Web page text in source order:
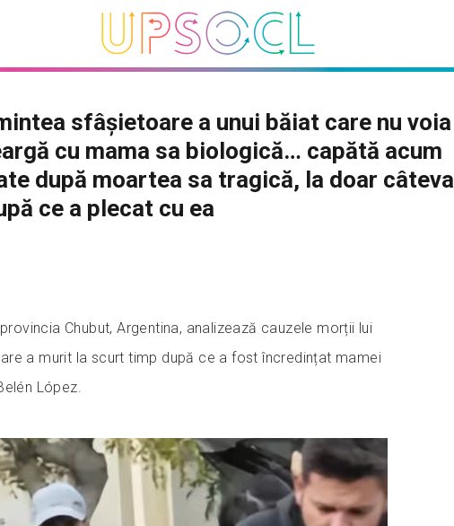
sfâșietoare a unui băiat care nu voia
cu mama sa biologică… capătă acum
după moartea sa tragică, la doar câteva
ce a plecat cu ea
Chubut, Argentina, analizează cauzele morții lui
a murit la scurt timp după ce a fost încredințat mamei
López.